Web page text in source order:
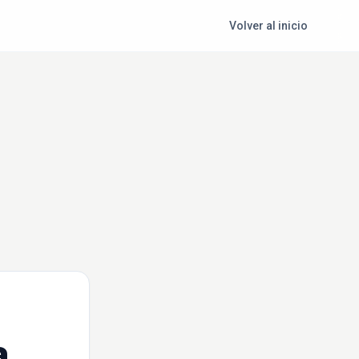
Volver al inicio